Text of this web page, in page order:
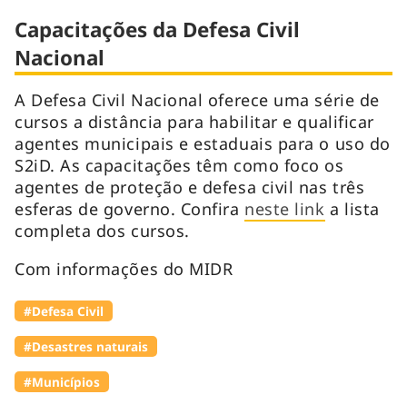
Capacitações da Defesa Civil
Nacional
A Defesa Civil Nacional oferece uma série de
cursos a distância para habilitar e qualificar
agentes municipais e estaduais para o uso do
S2iD. As capacitações têm como foco os
agentes de proteção e defesa civil nas três
esferas de governo. Confira neste link a lista
completa dos cursos.
Com informações do MIDR
#Defesa Civil
#Desastres naturais
#Municípios